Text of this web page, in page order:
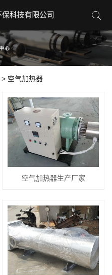
> 空气加热器
空气加热器生产厂家